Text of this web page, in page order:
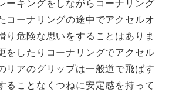
コーナリングの途中でアクセルオ
り危険な思いをすることはありま
をしたりコーナリングでアクセル
リアのグリップは一般道で飛ばす
ることなくつねに安定感を持って